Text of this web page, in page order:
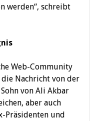
werden“, schreibt
Web-Community
Nachricht von der
Sohn von Ali Akbar
aber auch
Präsidenten und